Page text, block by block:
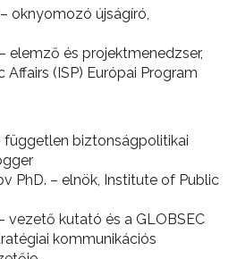
oknyomozó újságíró,
elemző és projektmenedzser,
Affairs (ISP) Európai Program
független biztonságpolitikai
PhD. – elnök, Institute of Public
vezető kutató és a GLOBSEC
kommunikációs